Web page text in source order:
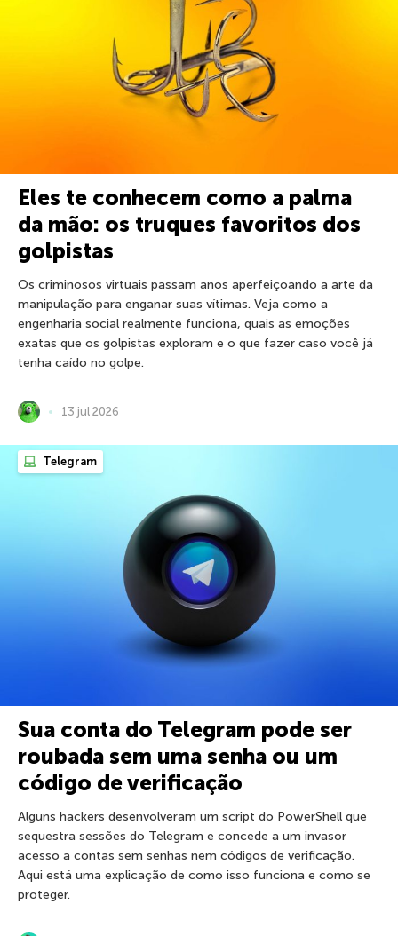
Eles te conhecem como a palma
da mão: os truques favoritos dos
golpistas
Os criminosos virtuais passam anos aperfeiçoando a arte da
manipulação para enganar suas vítimas. Veja como a
engenharia social realmente funciona, quais as emoções
exatas que os golpistas exploram e o que fazer caso você já
tenha caído no golpe.
13 jul 2026
Telegram
Sua conta do Telegram pode ser
roubada sem uma senha ou um
código de verificação
Alguns hackers desenvolveram um script do PowerShell que
sequestra sessões do Telegram e concede a um invasor
acesso a contas sem senhas nem códigos de verificação.
Aqui está uma explicação de como isso funciona e como se
proteger.